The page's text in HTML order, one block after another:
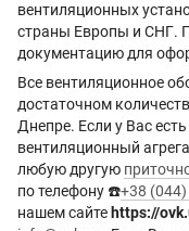
вентиляционных
страны Европы и СНГ.
документацию для
Все вентиляционное
достаточном
Днепре. Если у Вас
вентиляционный
любую другую
по телефону ☎️+38
нашем сайте https://